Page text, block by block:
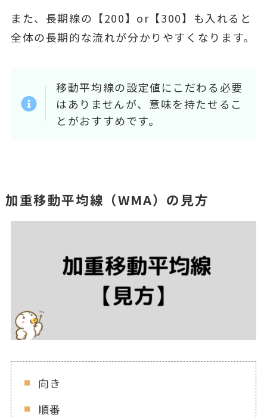
また、長期線の【200】or【300】も入れると
全体の長期的な流れが分かりやすくなります。
移動平均線の設定値にこだわる必要
はありませんが、意味を持たせるこ
とがおすすめです。
加重移動平均線（WMA）の見方
向き
順番